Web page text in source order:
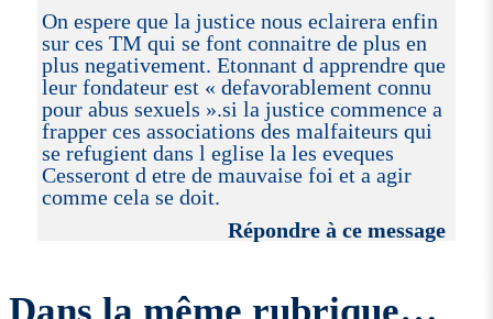
On espere que la justice nous eclairera enfin
sur ces TM qui se font connaitre de plus en
plus negativement. Etonnant d apprendre que
leur fondateur est « defavorablement connu
pour abus sexuels ».si la justice commence a
frapper ces associations des malfaiteurs qui
se refugient dans l eglise la les eveques
Cesseront d etre de mauvaise foi et a agir
comme cela se doit.
Répondre à ce message